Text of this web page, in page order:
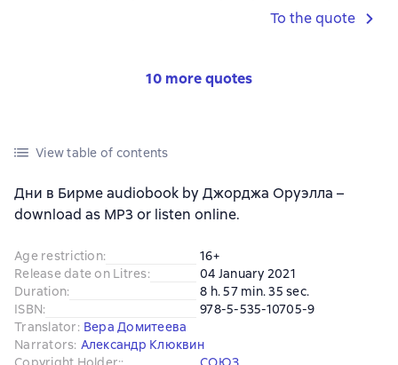
To the quote
10 more quotes
View table of contents
Дни в Бирме audiobook by Джорджа Оруэлла –
download as MP3 or listen online.
Age restriction:
16+
Release date on Litres:
04 January 2021
Duration:
8 h. 57 min. 35 sec.
ISBN:
978-5-535-10705-9
Translator: Вера Домитеева
Narrators: Александр Клюквин